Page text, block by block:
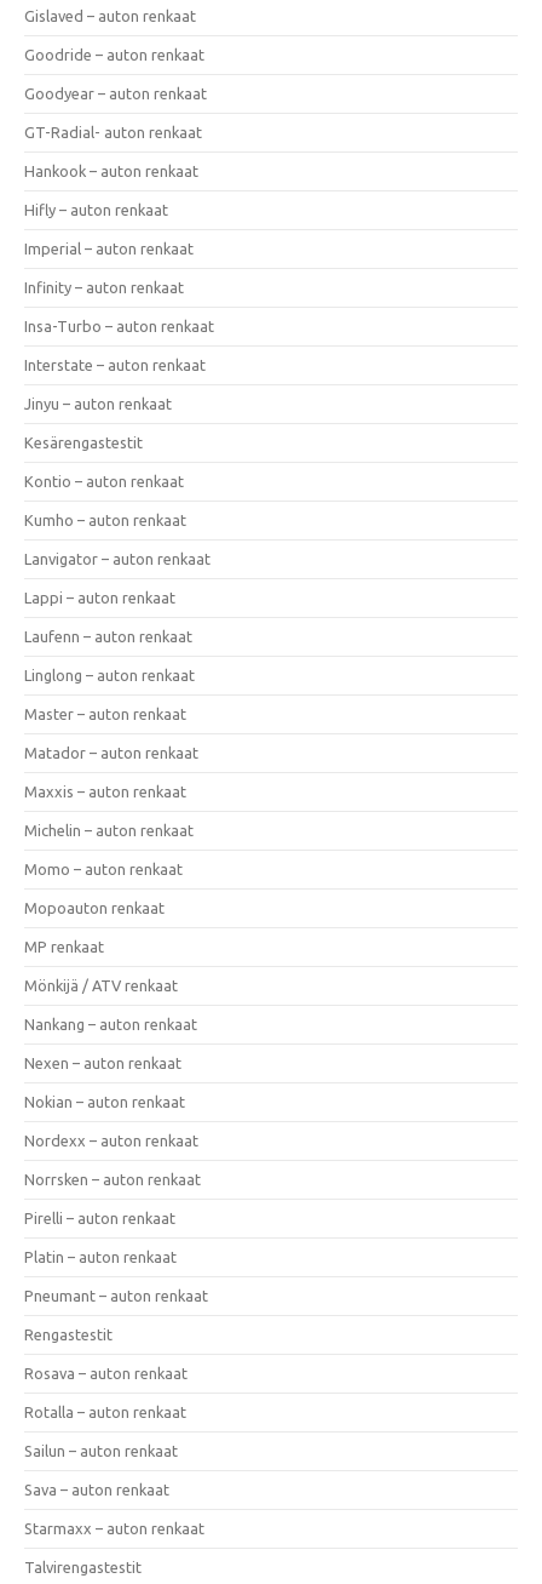
Gislaved – auton renkaat
Goodride – auton renkaat
Goodyear – auton renkaat
GT-Radial- auton renkaat
Hankook – auton renkaat
Hifly – auton renkaat
Imperial – auton renkaat
Infinity – auton renkaat
Insa-Turbo – auton renkaat
Interstate – auton renkaat
Jinyu – auton renkaat
Kesärengastestit
Kontio – auton renkaat
Kumho – auton renkaat
Lanvigator – auton renkaat
Lappi – auton renkaat
Laufenn – auton renkaat
Linglong – auton renkaat
Master – auton renkaat
Matador – auton renkaat
Maxxis – auton renkaat
Michelin – auton renkaat
Momo – auton renkaat
Mopoauton renkaat
MP renkaat
Mönkijä / ATV renkaat
Nankang – auton renkaat
Nexen – auton renkaat
Nokian – auton renkaat
Nordexx – auton renkaat
Norrsken – auton renkaat
Pirelli – auton renkaat
Platin – auton renkaat
Pneumant – auton renkaat
Rengastestit
Rosava – auton renkaat
Rotalla – auton renkaat
Sailun – auton renkaat
Sava – auton renkaat
Starmaxx – auton renkaat
Talvirengastestit